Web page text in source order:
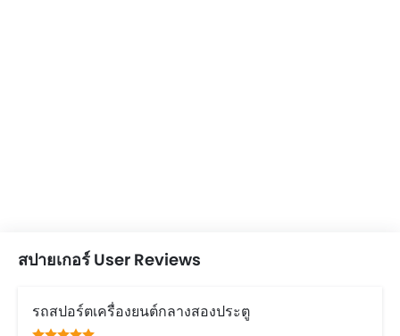
สปายเกอร์ User Reviews
รถสปอร์ตเครื่องยนต์กลางสองประตู